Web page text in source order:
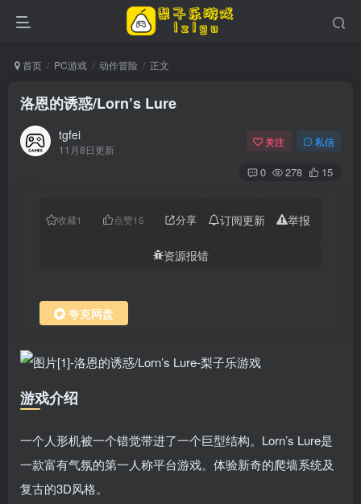
首页 PC游戏 动作冒险 正文
洛恩的诱惑/Lorn’s Lure
tgfei
11月8日更新
关注 私信
0 278 15
收藏1 点赞15 分享 订阅更新 举报
资源报错
夸克网盘
游戏介绍
一个人形机被一个错觉带进了一个巨型结构。Lorn’s Lure是
一款富有气氛的第一人称平台游戏。体验新奇的爬墙系统及
复古的3D风格。